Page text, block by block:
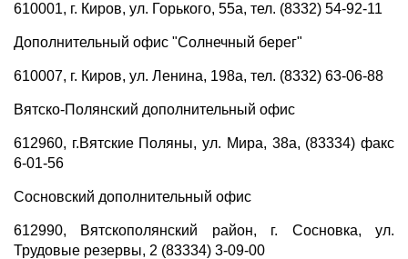
610001, г. Киров, ул. Горького, 55а, тел. (8332) 54-92-11
Дополнительный офис "Солнечный берег"
610007, г. Киров, ул. Ленина, 198а, тел. (8332) 63-06-88
Вятско-Полянский дополнительный офис
612960, г.Вятские Поляны, ул. Мира, 38а, (83334) факс
6-01-56
Сосновский дополнительный офис
612990, Вятскополянский район, г. Сосновка, ул.
Трудовые резервы, 2 (83334) 3-09-00